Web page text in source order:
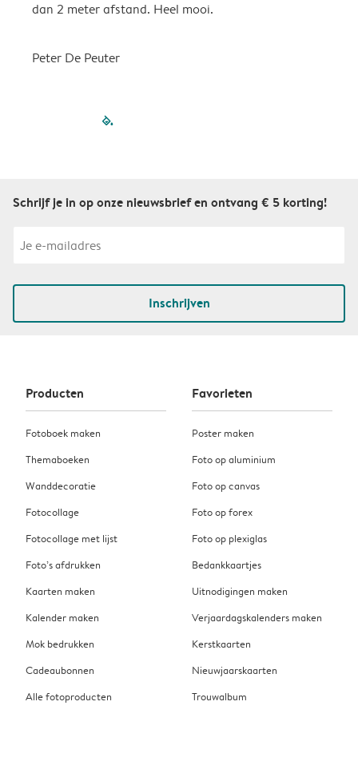
dan 2 meter afstand. Heel mooi.
Peter De Peuter
filled-pagination
Schrijf je in op onze nieuwsbrief en ontvang € 5 korting!
Inschrijven
Producten
Fotoboek maken
Themaboeken
Wanddecoratie
Fotocollage
Fotocollage met lijst
Foto’s afdrukken
Kaarten maken
Kalender maken
Mok bedrukken
Cadeaubonnen
Alle fotoproducten
Favorieten
Poster maken
Foto op aluminium
Foto op canvas
Foto op forex
Foto op plexiglas
Bedankkaartjes
Uitnodigingen maken
Verjaardagskalenders maken
Kerstkaarten
Nieuwjaarskaarten
Trouwalbum